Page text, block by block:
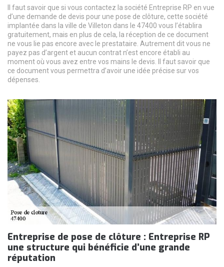
Il faut savoir que si vous contactez la société Entreprise RP en vue
d’une demande de devis pour une pose de clôture, cette société
implantée dans la ville de Villeton dans le 47400 vous l’établira
gratuitement, mais en plus de cela, la réception de ce document
ne vous lie pas encore avec le prestataire. Autrement dit vous ne
payez pas d’argent et aucun contrat n’est encore établi au
moment où vous avez entre vos mains le devis. Il faut savoir que
ce document vous permettra d’avoir une idée précise sur vos
dépenses.
Entreprise de pose de clôture : Entreprise RP
une structure qui bénéficie d’une grande
réputation